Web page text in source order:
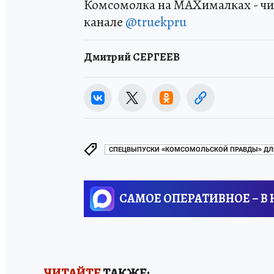
Комсомолка на MAXималках -
канале @truekpru
Дмитрий СЕРГЕЕВ
СПЕЦВЫПУСКИ «КОМСОМОЛЬСКОЙ ПРАВДЫ»
САМОЕ ОПЕРАТИВНОЕ – В